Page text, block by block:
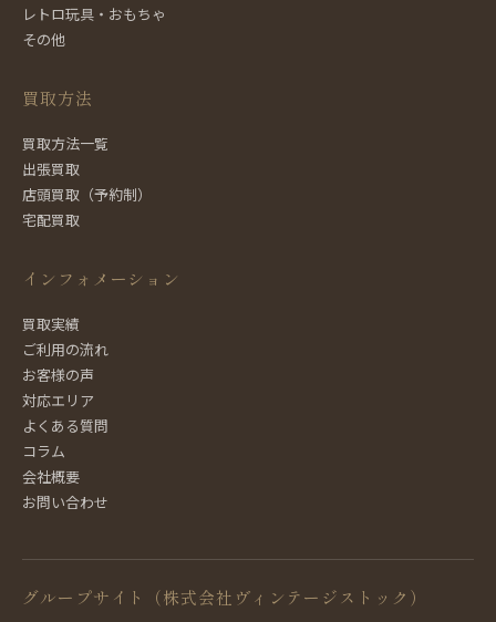
レトロ玩具・おもちゃ
その他
買取方法
買取方法一覧
出張買取
店頭買取（予約制）
宅配買取
インフォメーション
買取実績
ご利用の流れ
お客様の声
対応エリア
よくある質問
コラム
会社概要
お問い合わせ
グループサイト（株式会社ヴィンテージストック）